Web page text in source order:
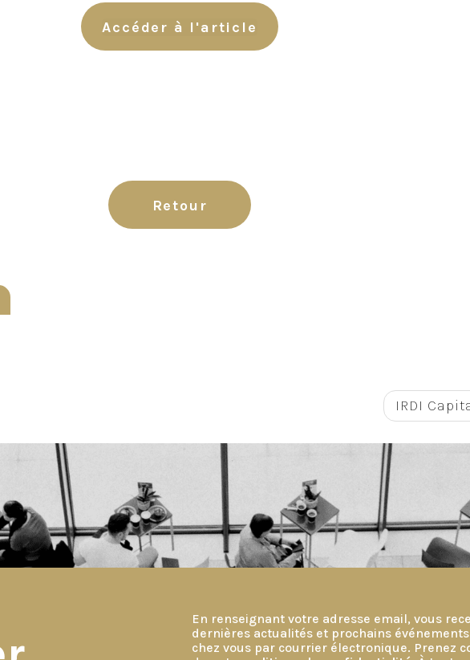
Accéder à l'article
Retour
IRDI
En renseignant votre adresse email, vous
dernières actualités et prochains
chez vous par courrier électronique. Prenez